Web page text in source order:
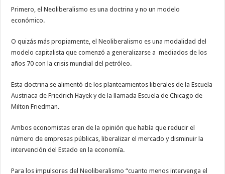
Primero, el Neoliberalismo es una doctrina y no un modelo
económico.
O quizás más propiamente, el Neoliberalismo es una modalidad del
modelo capitalista que comenzó a generalizarse a mediados de los
años 70 con la crisis mundial del petróleo.
Esta doctrina se alimentó de los planteamientos liberales de la Escuela
Austriaca de Friedrich Hayek y de la llamada Escuela de Chicago de
Milton Friedman.
Ambos economistas eran de la opinión que había que reducir el
número de empresas públicas, liberalizar el mercado y disminuir la
intervención del Estado en la economía.
Para los impulsores del Neoliberalismo “cuanto menos intervenga el